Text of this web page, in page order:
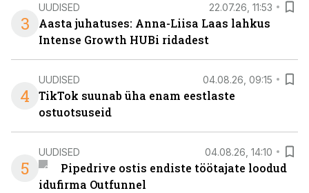
3
UUDISED 22.07.26, 11:53
Aasta juhatuses: Anna-Liisa Laas lahkus
Intense Growth HUBi ridadest
4
UUDISED 04.08.26, 09:15
TikTok suunab üha enam eestlaste
ostuotsuseid
5
UUDISED 04.08.26, 14:10
Pipedrive ostis endiste töötajate loodud
idufirma Outfunnel